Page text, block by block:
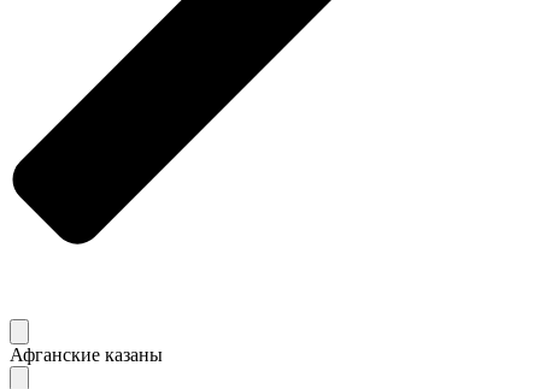
Афганские казаны